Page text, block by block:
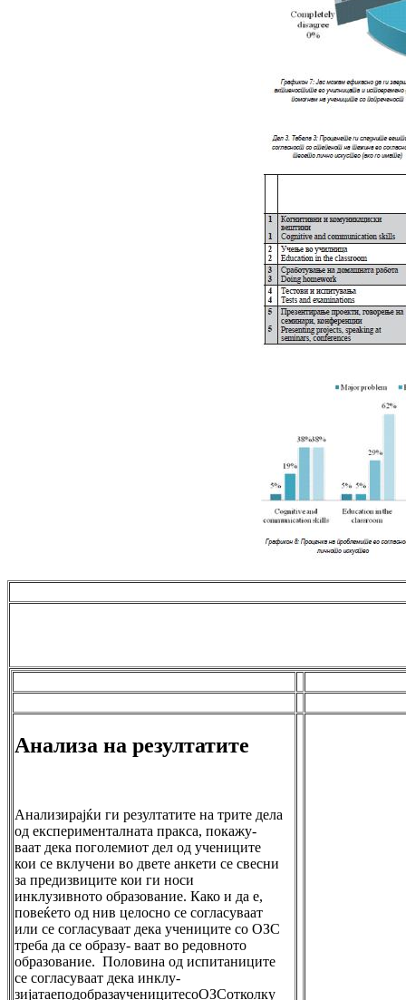
Анализа на резултатите
Анализирајќи ги резултатите на трите дела
од експерименталната пракса, покажу-
ваат дека поголемиот дел од учениците
кои се вклучени во двете анкети се свесни
за предизвиците кои ги носи
инклузивното образование. Како и да е,
повеќето од нив целосно се согласуваат
или се согласуваат дека учениците со ОЗС
треба да се образу- ваат во редовното
образование. Половина од испитаниците
се согласуваат дека инклу-
зијатаеподобразаученицитесоОЗСотколку